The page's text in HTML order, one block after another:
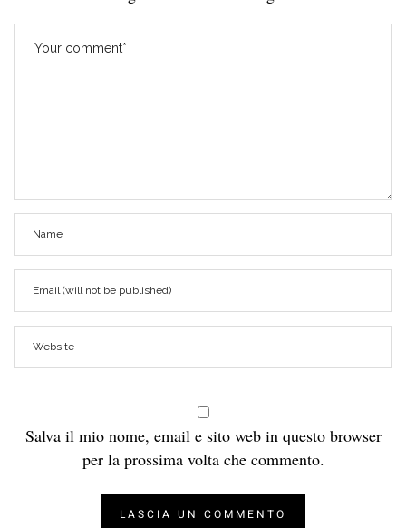
Salva il mio nome, email e sito web in questo browser
per la prossima volta che commento.